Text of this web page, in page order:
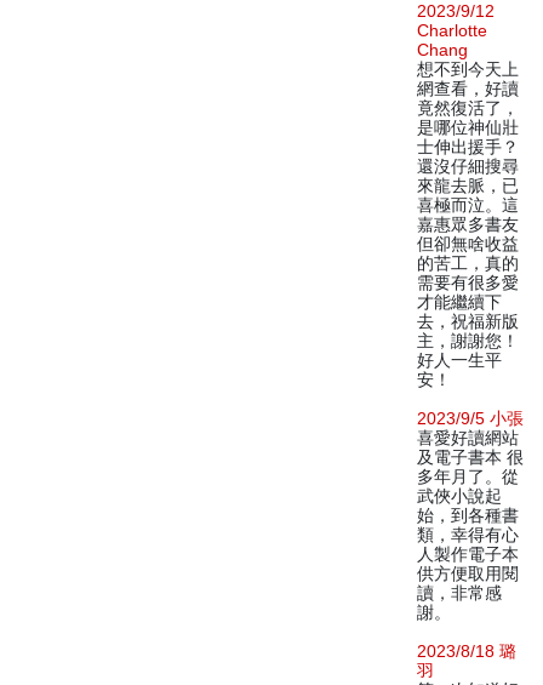
2023/9/12
Charlotte
Chang
想不到今天上
網查看，好讀
竟然復活了，
是哪位神仙壯
士伸出援手？
還沒仔細搜尋
來龍去脈，已
喜極而泣。這
嘉惠眾多書友
但卻無啥收益
的苦工，真的
需要有很多愛
才能繼續下
去，祝福新版
主，謝謝您！
好人一生平
安！
2023/9/5 小張
喜愛好讀網站
及電子書本 很
多年月了。從
武俠小說起
始，到各種書
類，幸得有心
人製作電子本
供方便取用閱
讀，非常感
謝。
2023/8/18 璐
羽